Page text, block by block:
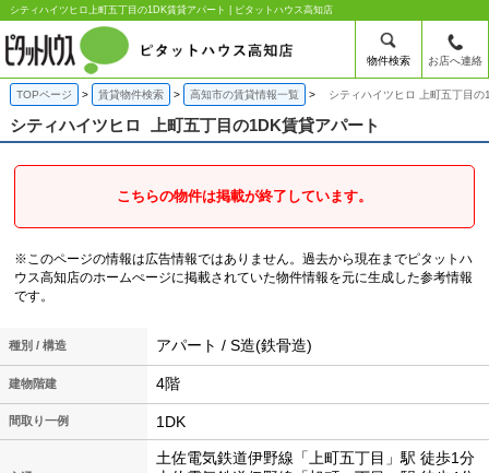
シティハイツヒロ上町五丁目の1DK賃貸アパート | ピタットハウス高知店
物件検索 お店へ連絡
TOPページ 賃貸物件検索 高知市の賃貸情報一覧 シティハイツヒロ 上町五丁目の
シティハイツヒロ 上町五丁目の1DK賃貸アパート
こちらの物件は掲載が終了しています。
※このページの情報は広告情報ではありません。過去から現在までピタットハ
ウス高知店のホームぺージに掲載されていた物件情報を元に生成した参考情報
です。
種別 / 構造 アパート / S造(鉄骨造)
建物階建 4階
間取り一例 1DK
土佐電気鉄道伊野線「上町五丁目」駅 徒歩1分